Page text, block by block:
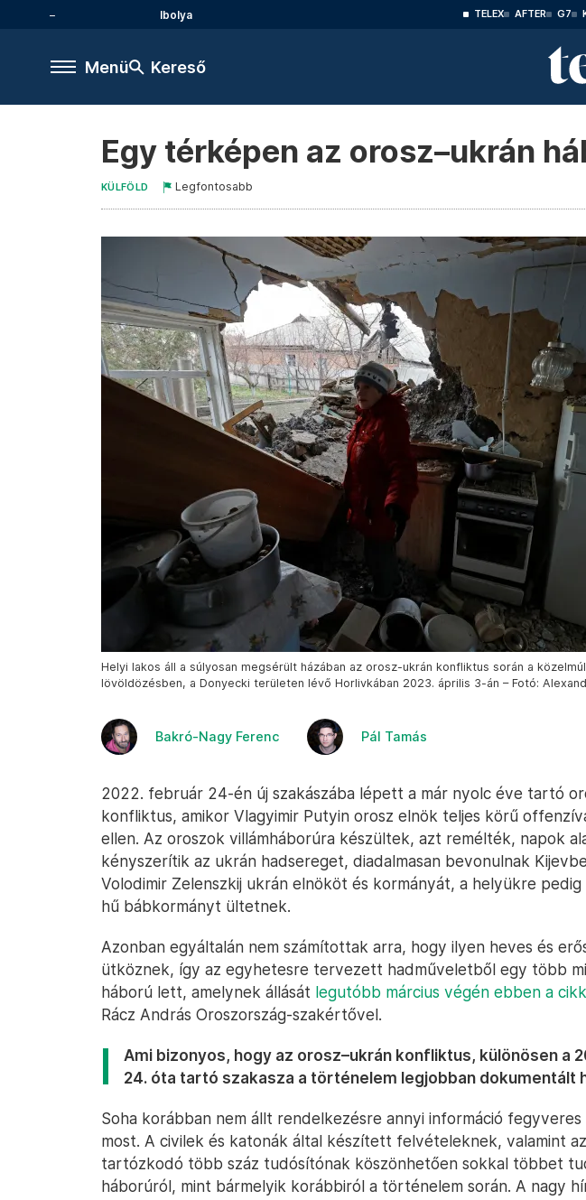
Ibolya TELEX AFTER G7
Menü Kereső
Egy térképen az orosz–ukrán
KÜLFÖLD Legfontosabb
Helyi lakos áll a súlyosan megsérült házában az orosz-ukrán konfliktus során a
lövöldözésben, a Donyecki területen lévő Horlivkában 2023. április 3-án – Fotó:
Bakró-Nagy Ferenc Pál Tamás
2022. február 24-én új szakászába lépett a már nyolc éve tartó
konfliktus, amikor Vlagyimir Putyin orosz elnök teljes körű
ellen. Az oroszok villámháborúra készültek, azt remélték, napok
kényszerítik az ukrán hadsereget, diadalmasan bevonulnak
Volodimir Zelenszkij ukrán elnököt és kormányát, a helyükre
hű bábkormányt ültetnek.
Azonban egyáltalán nem számítottak arra, hogy ilyen heves és
ütköznek, így az egyhetesre tervezett hadműveletből egy több
háború lett, amelynek állását legutóbb március végén ebben a
Rácz András Oroszország-szakértővel.
Ami bizonyos, hogy az orosz–ukrán konfliktus, különösen a
24. óta tartó szakasza a történelem legjobban dokumentált
Soha korábban nem állt rendelkezésre annyi információ
most. A civilek és katonák által készített felvételeknek, valamint
tartózkodó több száz tudósítónak köszönhetően sokkal többet
háborúról, mint bármelyik korábbiról a történelem során. A nagy